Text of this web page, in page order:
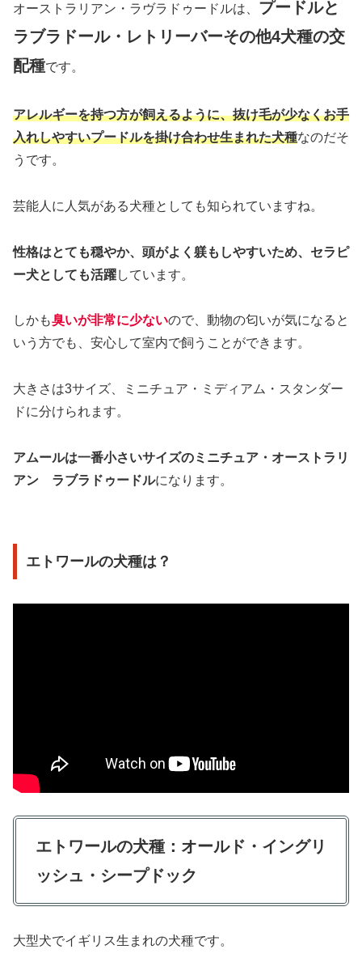
オーストラリアン・ラヴラドゥードルは、 プードルと
ラブラドール・レトリーバーその他4犬種の交
配種です。
アレルギーを持つ方が飼えるように、抜け毛が少なくお手
入れしやすいプードルを掛け合わせ生まれた犬種なのだそ
うです。
芸能人に人気がある犬種としても知られていますね。
性格はとても穏やか、頭がよく躾もしやすいため、セラピ
ー犬としても活躍しています。
しかも臭いが非常に少ないので、動物の匂いが気になると
いう方でも、安心して室内で飼うことができます。
大きさは3サイズ、ミニチュア・ミディアム・スタンダー
ドに分けられます。
アムールは一番小さいサイズのミニチュア・オーストラリ
アン ラブラドゥードルになります。
エトワールの犬種は？
エトワールの犬種： オールド・イングリ
ッシュ・シープドック
大型犬でイギリス生まれの犬種です。